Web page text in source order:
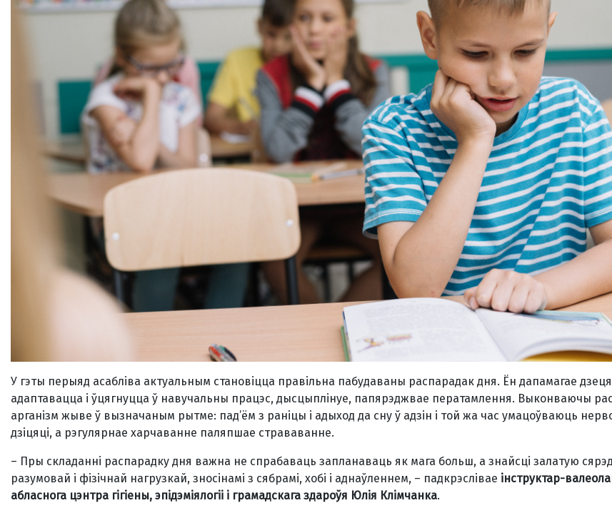
У гэты перыяд асабліва актуальным становіцца правільна пабудаваны распарадак дня. Ён дапамагае
адаптавацца і ўцягнуцца ў навучальны працэс, дысцыплінуе, папярэджвае ператамлення. Выконваючы
арганізм жыве ў вызначаным рытме: пад’ём з раніцы і адыход да сну ў адзін і той жа час умацоўваюць
дзіцяці, а рэгулярнае харчаванне паляпшае страваванне.
– Пры складанні распарадку дня важна не спрабаваць запланаваць як мага больш, а знайсці залатую
разумовай і фізічнай нагрузкай, зносінамі з сябрамі, хобі і аднаўленнем, – падкрэслівае інструктар-
абласнога цэнтра гігіены, эпідэміялогіі і грамадскага здароўя Юлія Клімчанка.